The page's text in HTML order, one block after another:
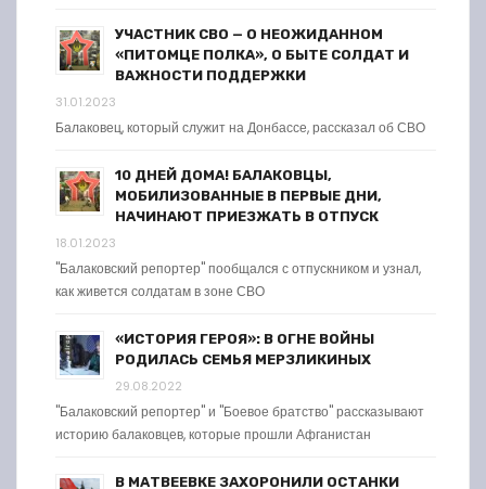
УЧАСТНИК СВО — О НЕОЖИДАННОМ
«ПИТОМЦЕ ПОЛКА», О БЫТЕ СОЛДАТ И
ВАЖНОСТИ ПОДДЕРЖКИ
31.01.2023
Балаковец, который служит на Донбассе, рассказал об СВО
10 ДНЕЙ ДОМА! БАЛАКОВЦЫ,
МОБИЛИЗОВАННЫЕ В ПЕРВЫЕ ДНИ,
НАЧИНАЮТ ПРИЕЗЖАТЬ В ОТПУСК
18.01.2023
"Балаковский репортер" пообщался с отпускником и узнал,
как живется солдатам в зоне СВО
«ИСТОРИЯ ГЕРОЯ»: В ОГНЕ ВОЙНЫ
РОДИЛАСЬ СЕМЬЯ МЕРЗЛИКИНЫХ
29.08.2022
"Балаковский репортер" и "Боевое братство" рассказывают
историю балаковцев, которые прошли Афганистан
В МАТВЕЕВКЕ ЗАХОРОНИЛИ ОСТАНКИ